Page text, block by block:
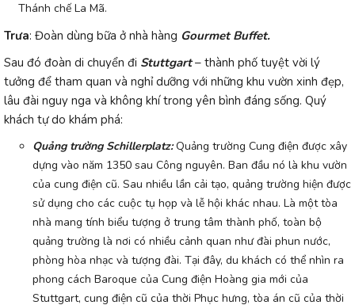
Thánh chế La Mã.
Trưa: Đoàn dùng bữa ở nhà hàng Gourmet Buffet.
Sau đó đoàn di chuyển đi Stuttgart– thành phố tuyệt vời lý
tưởng để tham quan và nghỉ dưỡng với những khu vườn xinh đẹp,
lâu đài nguy nga và không khí trong yên bình đáng sống. Quý
khách tự do khám phá:
Quảng trường Schillerplatz:Quảng trường Cung điện được xây
dựng vào năm 1350 sau Công nguyên. Ban đầu nó là khu vườn
của cung điện cũ. Sau nhiều lần cải tạo, quảng trường hiện được
sử dụng cho các cuộc tụ họp và lễ hội khác nhau. Là một tòa
nhà mang tính biểu tượng ở trung tâm thành phố, toàn bộ
quảng trường là nơi có nhiều cảnh quan như đài phun nước,
phòng hòa nhạc và tượng đài. Tại đây, du khách có thể nhìn ra
phong cách Baroque của Cung điện Hoàng gia mới của
Stuttgart, cung điện cũ của thời Phục hưng, tòa án cũ của thời